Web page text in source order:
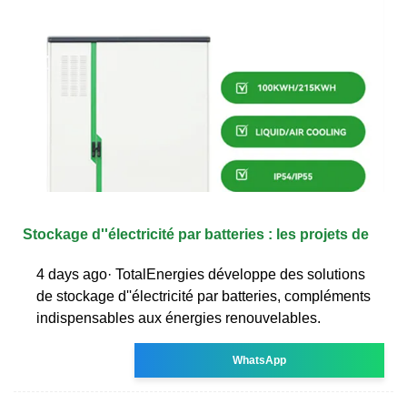
Stockage d''électricité par batteries : les projets de
4 days ago· TotalEnergies développe des solutions
de stockage d''électricité par batteries, compléments
indispensables aux énergies renouvelables.
WhatsApp